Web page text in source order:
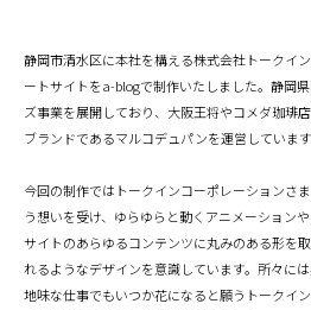
静岡市清水区に本社を構える株式会社トークイ
ートサイトをa-blogで制作いたしました。静岡
ズ事業を展開しており、大阪王将やコメダ珈琲
ブランドであるマルコデュパンを運営しています
今回の制作ではトークインコーポレーションさ
う想いを受け、ゆらゆらと動くアニメーション
サイトのあらゆるコンテンツに丸みのある形を
れるようなデザインを意識しています。所々に
地味な仕事でもいつか花になると願うトークイ